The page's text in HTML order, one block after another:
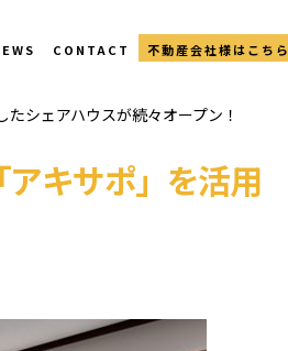
CONTACT 不動産会社様はこちら
シェアハウスが続々オープン！
アキサポ」を活用